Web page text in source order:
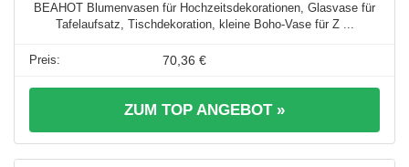
BEAHOT Blumenvasen für Hochzeitsdekorationen, Glasvase für
Tafelaufsatz, Tischdekoration, kleine Boho-Vase für Z ...
70,36 €
ZUM TOP ANGEBOT »